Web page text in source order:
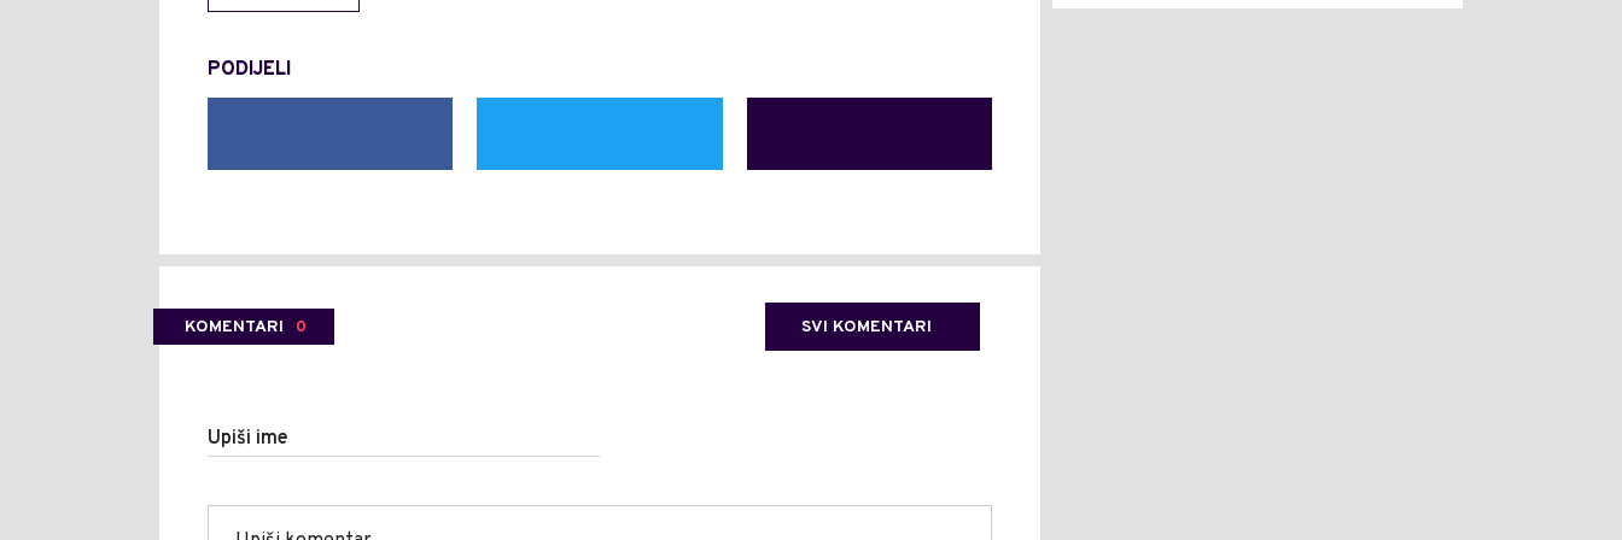
PODIJELI
KOMENTARI 0 SVI KOMENTARI
Upiši ime